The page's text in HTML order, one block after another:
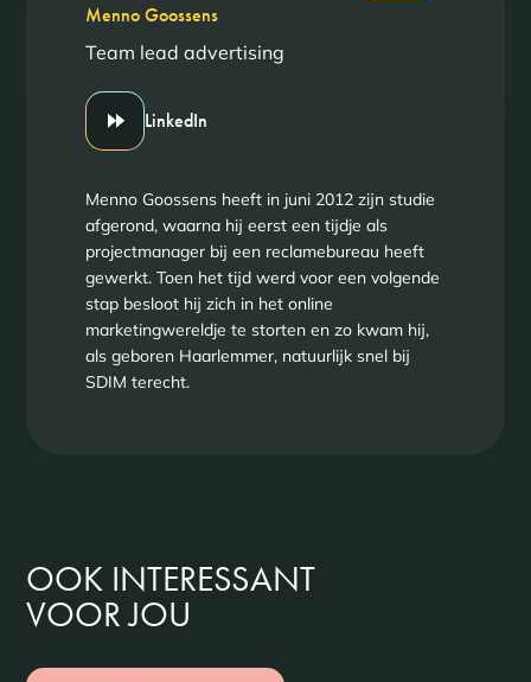
Menno Goossens
Team lead advertising
LinkedIn
Menno Goossens heeft in juni 2012 zijn studie
afgerond, waarna hij eerst een tijdje als
projectmanager bij een reclamebureau heeft
gewerkt. Toen het tijd werd voor een volgende
stap besloot hij zich in het online
marketingwereldje te storten en zo kwam hij,
als geboren Haarlemmer, natuurlijk snel bij
SDIM terecht.
OOK INTERESSANT
VOOR JOU